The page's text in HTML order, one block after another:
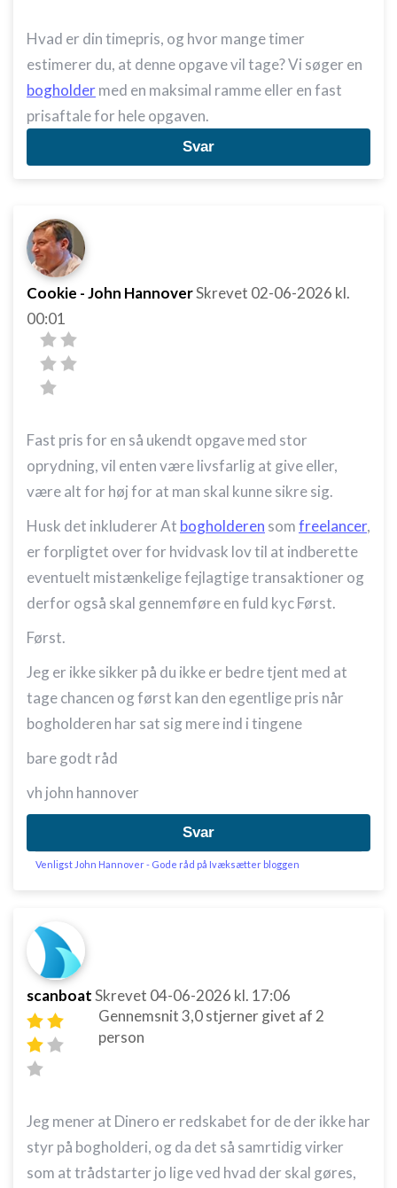
Hvad er din timepris, og hvor mange timer
estimerer du, at denne opgave vil tage? Vi søger en
bogholdermed en maksimal ramme eller en fast
prisaftale for hele opgaven.
Svar
Cookie - John HannoverSkrevet 02-06-2026 kl.
00:01
Fast pris for en så ukendt opgave med stor
oprydning, vil enten være livsfarlig at give eller,
være alt for høj for at man skal kunne sikre sig.
Husk det inkluderer At bogholderen somfreelancer,
er forpligtet over for hvidvask lov til at indberette
eventuelt mistænkelige fejlagtige transaktioner og
derfor også skal gennemføre en fuld kyc Først.
Først.
Jeg er ikke sikker på du ikke er bedre tjent med at
tage chancen og først kan den egentlige pris når
bogholderen har sat sig mere ind i tingene
bare godt råd
vh john hannover
Svar
Venligst John Hannover - Gode råd på Ivæksætter bloggen
scanboatSkrevet 04-06-2026 kl. 17:06
Gennemsnit3,0stjerner givet af 2
person
Jeg mener at Dinero er redskabet for de der ikke har
styr på bogholderi, og da det så samrtidig virker
som at trådstarter jo lige ved hvad der skal gøres,